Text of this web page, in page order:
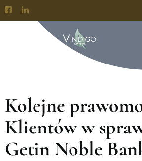
Kolejne
Klientów w
Getin Noble